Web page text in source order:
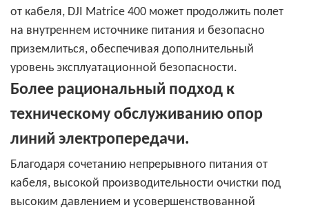
от кабеля, DJI Matrice 400 может продолжить полет
на внутреннем источнике питания и безопасно
приземлиться, обеспечивая дополнительный
уровень эксплуатационной безопасности.
Более рациональный подход к
техническому обслуживанию опор
линий электропередачи.
Благодаря сочетанию непрерывного питания от
кабеля, высокой производительности очистки под
высоким давлением и усовершенствованной